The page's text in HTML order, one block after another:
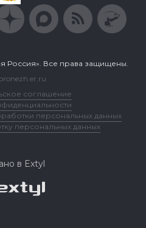
Россия». Все права защищены.
соглашение
персональных данных
персональных данных
в Extyl